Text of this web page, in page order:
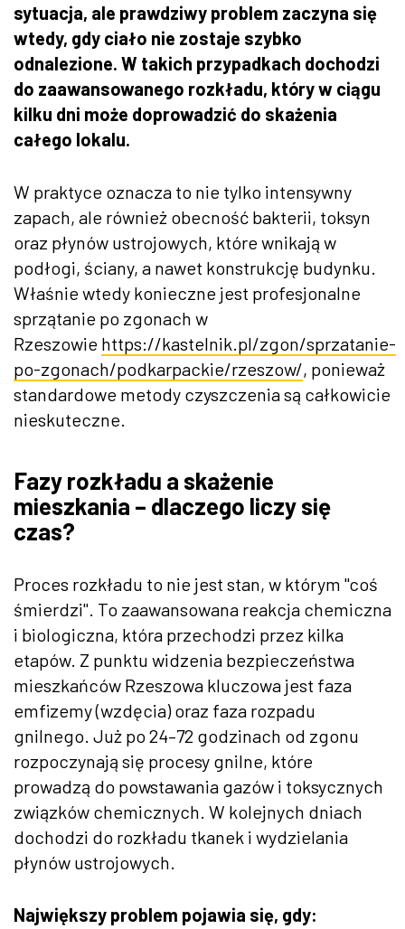
sytuacja, ale prawdziwy problem zaczyna się
wtedy, gdy ciało nie zostaje szybko
odnalezione. W takich przypadkach dochodzi
do zaawansowanego rozkładu, który w ciągu
kilku dni może doprowadzić do skażenia
całego lokalu.
W praktyce oznacza to nie tylko intensywny
zapach, ale również obecność bakterii, toksyn
oraz płynów ustrojowych, które wnikają w
podłogi, ściany, a nawet konstrukcję budynku.
Właśnie wtedy konieczne jest profesjonalne
sprzątanie po zgonach w
Rzeszowie https://kastelnik.pl/zgon/sprzatanie-
po-zgonach/podkarpackie/rzeszow/, ponieważ
standardowe metody czyszczenia są całkowicie
nieskuteczne.
Fazy rozkładu a skażenie
mieszkania – dlaczego liczy się
czas?
Proces rozkładu to nie jest stan, w którym "coś
śmierdzi". To zaawansowana reakcja chemiczna
i biologiczna, która przechodzi przez kilka
etapów. Z punktu widzenia bezpieczeństwa
mieszkańców Rzeszowa kluczowa jest faza
emfizemy (wzdęcia) oraz faza rozpadu
gnilnego. Już po 24–72 godzinach od zgonu
rozpoczynają się procesy gnilne, które
prowadzą do powstawania gazów i toksycznych
związków chemicznych. W kolejnych dniach
dochodzi do rozkładu tkanek i wydzielania
płynów ustrojowych.
Największy problem pojawia się, gdy: